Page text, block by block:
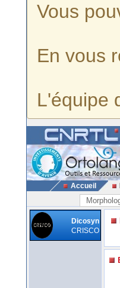
Vous
En vous
L'équipe
Accueil
Dicosyn
CRISCO